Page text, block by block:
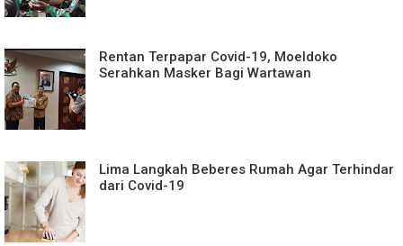
Rentan Terpapar Covid-19, Moeldoko
Serahkan Masker Bagi Wartawan
Lima Langkah Beberes Rumah Agar Terhindar
dari Covid-19